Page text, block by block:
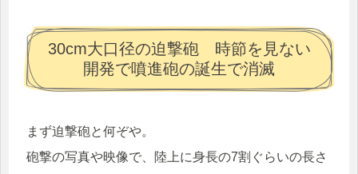
30cm大口径の迫撃砲 時節を見ない
開発で噴進砲の誕生で消滅
まず迫撃砲と何ぞや。
砲撃の写真や映像で、陸上に身長の7割ぐらいの長さ